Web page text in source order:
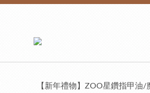
【新年禮物】ZOO星鑽指甲油